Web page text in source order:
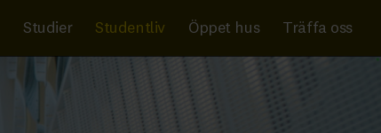
Studier Studentliv Öppet hus Träffa oss